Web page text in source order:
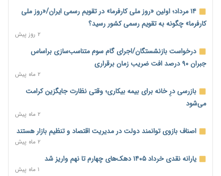
خانه کارگر قزوین: شکاف دستمزد و هزینه معیشت هر روز عمیق‌تر
می‌شود
۱ روز پیش
رئیس سازمان امور مالیاتی: بلاگرهای پردرآمد مشمول پرداخت
مالیات هستند
۱ روز پیش
پیش‌بینی افزایش تولید برنج؛ نیاز وارداتی کشور به ۵۰۰ هزار تن
کاهش می‌یابد
۱ روز پیش
امضای تفاهم‌نامه تجاری ایران و پاکستان؛ هدف‌گذاری تجارت ۱۰
اختیارات جدید گمرکات برای تمدید ورود موقت کالا و خودرو تا
۱۴ مرداد؛ اولین «روز ملی کارفرما» در تقویم رسمی ایران/«روز ملی
کارفرما» چگونه به تقویم رسمی کشور رسید؟
۲ روز پیش
درخواست بازنشستگان/اجرای گام سوم متناسب‌سازی براساس
جبران ۹۰ درصد افت ضریب زمان برقراری
۲ ماه پیش
بازرسی درِ خانه برای بیمه بیکاری؛ وقتی نظارت جایگزین کرامت
می‌شود
۲ ماه پیش
اصناف بازوی توانمند دولت در مدیریت اقتصاد و تنظیم بازار هستند
۲ ماه پیش
یارانه نقدی خرداد ۱۴۰۵ دهک‌های چهارم تا نهم واریز شد
۱ ماه پیش